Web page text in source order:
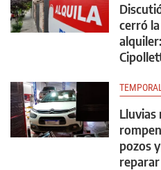
cerró
TEMPORAL
Lluvias
pozos